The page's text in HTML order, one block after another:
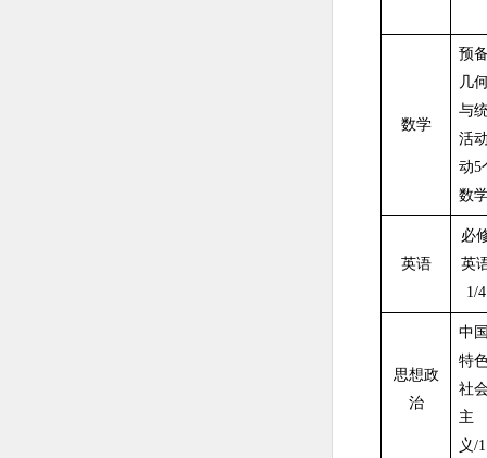
数学
预
几
与
活
动5
数
英语
必
英
1/4
思想政
治
中
特
社
主
义/1